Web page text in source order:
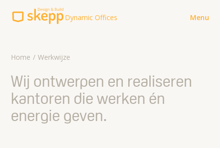
Dynamic Offices Menu
Explore
Werkwijze
Over ons
Contact
Home Werkwijze
Wij ontwerpen en realiseren
kantoren die werken én
energie geven.